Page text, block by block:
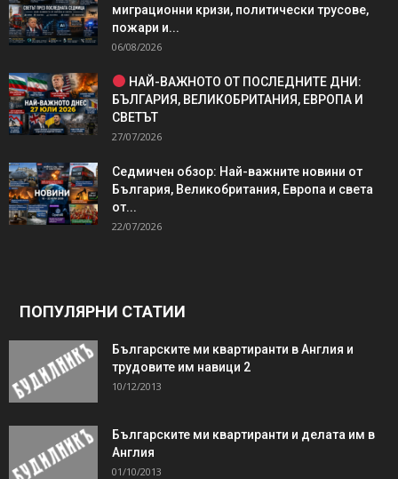
миграционни кризи, политически трусове,
пожари и...
06/08/2026
НАЙ-ВАЖНОТО ОТ ПОСЛЕДНИТЕ ДНИ:
БЪЛГАРИЯ, ВЕЛИКОБРИТАНИЯ, ЕВРОПА И
СВЕТЪТ
27/07/2026
Седмичен обзор: Най-важните новини от
България, Великобритания, Европа и света
от...
22/07/2026
ПОПУЛЯРНИ СТАТИИ
Българските ми квартиранти в Англия и
трудовите им навици 2
10/12/2013
Българските ми квартиранти и делата им в
Англия
01/10/2013